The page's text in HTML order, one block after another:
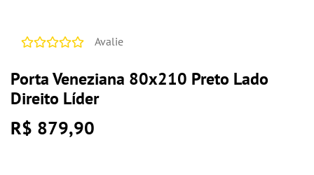
Avalie
Porta Veneziana 80x210 Preto Lado
Direito Líder
R$ 879,90